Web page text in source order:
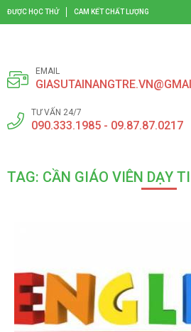
ĐƯỢC HỌC THỬ CAM KẾT CHẤT LƯỢNG
EMAIL
TƯ VẤN 24/7
090.333.1985 - 09.87.87.0217
TAG: CẦN GIÁO VIÊN DẠY